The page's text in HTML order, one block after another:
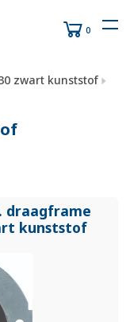
0
zwart kunststof
draagframe
kunststof